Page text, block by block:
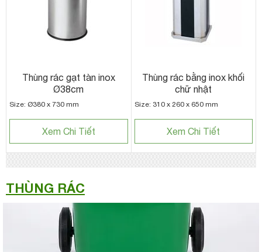
Thùng rác gạt tàn inox
Ø38cm
Size: Ø380 x 730 mm
Xem Chi Tiết
Thùng rác bằng inox khối
chữ nhật
Size: 310 x 260 x 650 mm
Xem Chi Tiết
THÙNG RÁC